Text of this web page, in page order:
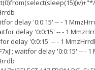
delay '0:0:15' -- - 1
delay '0:0:15' -- - 1
delay '0:0:15' -- - 1
waitfor delay '0:0:15' -- - 1